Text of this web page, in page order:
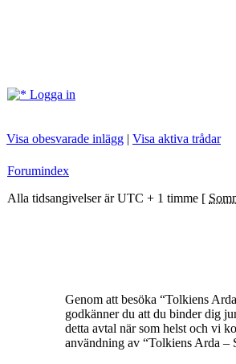
Logga in
Visa obesvarade inlägg | Visa aktiva trådar
Forumindex
Alla tidsangivelser är UTC + 1 timme [
Genom att besöka “Tolkiens
godkänner du att du binder dig
detta avtal när som helst och vi
användning av “Tolkiens Arda –